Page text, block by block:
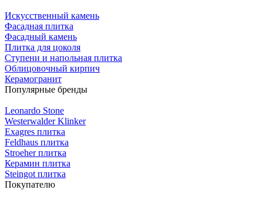
Искусственный камень
Фасадная плитка
Фасадный камень
Плитка для цоколя
Ступени и напольная плитка
Облицовочный кирпич
Керамогранит
Популярные бренды
Leonardo Stone
Westerwalder Klinker
Exagres плитка
Feldhaus плитка
Stroeher плитка
Керамин плитка
Steingot плитка
Покупателю